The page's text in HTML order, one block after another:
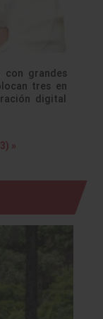
con grandes
tres en
digital
»